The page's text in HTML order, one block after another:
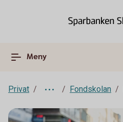
Meny
Privat Fondskolan